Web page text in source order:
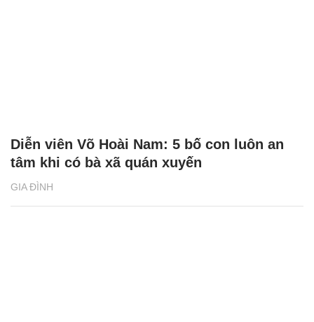
GIA ĐÌNH
Diễn viên Võ Hoài Nam: 5 bố con luôn an
tâm khi có bà xã quán xuyến